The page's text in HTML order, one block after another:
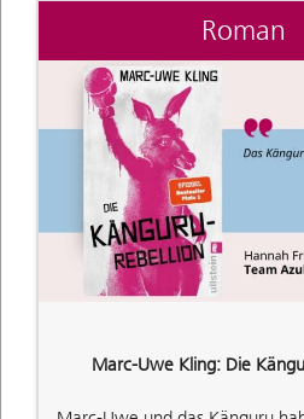
Roman
Marc-Uwe Kling: Die